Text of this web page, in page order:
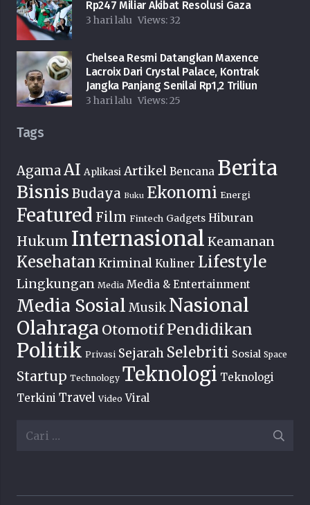
Rp247 Miliar Akibat Resolusi Gaza
3 hari lalu Views: 32
Chelsea Resmi Datangkan Maxence
Lacroix Dari Crystal Palace, Kontrak
Jangka Panjang Senilai Rp1,2 Triliun
3 hari lalu Views:25
Tags
AgamaAI Aplikasi Artikel Bencana Berita
Bisnis Budaya Buku Ekonomi Energi
Featured Film Fintech Gadgets Hiburan
Hukum Internasional Keamanan
Kesehatan Kriminal Kuliner Lifestyle
Lingkungan Media Media & Entertainment
Media Sosial Musik Nasional
Olahraga Otomotif Pendidikan
Politik Privasi Sejarah Selebriti Sosial Space
Startup Technology Teknologi Teknologi
Terkini Travel Video Viral
Cari